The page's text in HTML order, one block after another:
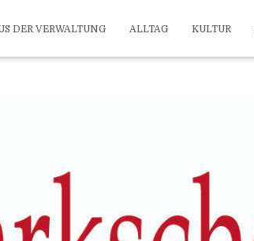
DER VERWALTUNG ALLTAG KULTUR